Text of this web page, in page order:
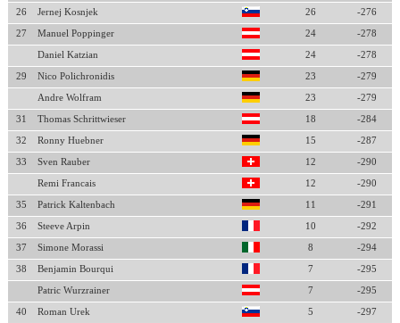
26 Jernej Kosnjek 26 -276
27 Manuel Poppinger 24 -278
Daniel Katzian 24 -278
29 Nico Polichronidis 23 -279
Andre Wolfram 23 -279
31 Thomas Schrittwieser 18 -284
32 Ronny Huebner 15 -287
33 Sven Rauber 12 -290
Remi Francais 12 -290
35 Patrick Kaltenbach 11 -291
36 Steeve Arpin 10 -292
37 Simone Morassi 8 -294
38 Benjamin Bourqui 7 -295
Patric Wurzrainer 7 -295
40 Roman Urek 5 -297